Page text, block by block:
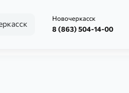
Новочеркасск
8 (863) 504-14-00